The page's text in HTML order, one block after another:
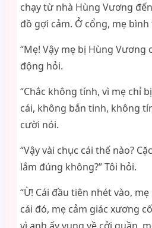
chạy từ nhà Hùng Vương
đồ gợi cảm. Ở cổng, mẹ
“Mẹ! Vậy mẹ bị Hùng Vương
động hỏi.
“Chắc không tính, vì mẹ chỉ
cái, không bắn tinh, không
cười nói.
“Vậy vài chục cái thế nào?
lắm đúng không?” Tôi hỏi.
“Ừ! Cái đầu tiên nhét vào,
cái đó, mẹ cảm giác xương